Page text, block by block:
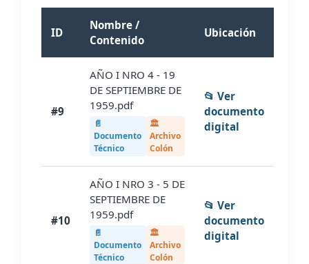
ID
Nombre /
Contenido
Ubicación
#9
AÑO I NRO 4 - 19
DE SEPTIEMBRE DE
1959.pdf
📄
Documento
Técnico
🏛️
Archivo
Colón
📂 Ver
documento
digital
#10
AÑO I NRO 3 - 5 DE
SEPTIEMBRE DE
1959.pdf
📄
Documento
Técnico
🏛️
Archivo
Colón
📂 Ver
documento
digital